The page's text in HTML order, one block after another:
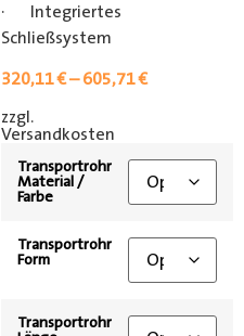
· Integriertes
Schließsystem
320,11€–605,71€
zzgl.
Versandkosten
Transportrohr
Material /
Farbe
Transportrohr
Form
Transportrohr